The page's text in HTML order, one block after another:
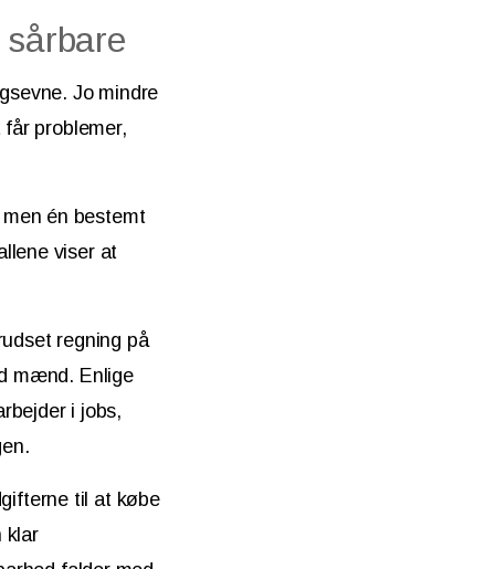
Jo mindre
problemer,
én bestemt
viser at
regning på
mænd. Enlige
i jobs,
til at købe
klar